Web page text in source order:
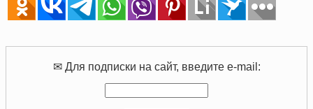
✉ Для подписки на сайт, введите e-mail: